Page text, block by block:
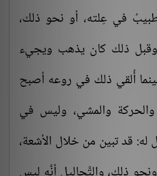
في عِلته، أو نحو ذلك،
ذلك كان يذهب ويجيء
أُلقي ذلك في روعه أصبح
والمشي، وليس في
قد تبين من خلال الأشعة،